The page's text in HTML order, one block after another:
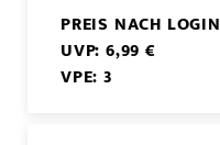
PREIS NACH LOGIN
UVP: 6,99 €
VPE: 3